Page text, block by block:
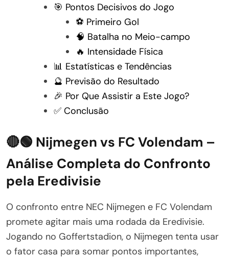
🎯 Pontos Decisivos do Jogo
⚽ Primeiro Gol
🧠 Batalha no Meio-campo
🔥 Intensidade Física
📊 Estatísticas e Tendências
🔮 Previsão do Resultado
🎉 Por Que Assistir a Este Jogo?
✅ Conclusão
🔴🟢 Nijmegen vs FC Volendam –
Análise Completa do Confronto
pela Eredivisie
O confronto entre NEC Nijmegen e FC Volendam
promete agitar mais uma rodada da Eredivisie.
Jogando no Goffertstadion, o Nijmegen tenta usar
o fator casa para somar pontos importantes,